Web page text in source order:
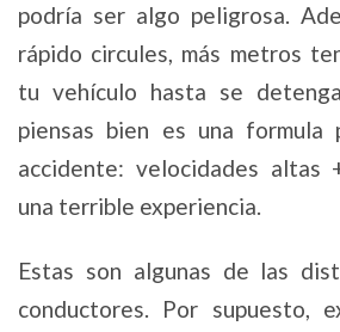
podría ser algo peligrosa.
rápido circules, más metros
tu vehículo hasta se
piensas bien es una formula
accidente: velocidades altas
una terrible experiencia.
Estas son algunas de las
conductores. Por supuesto,